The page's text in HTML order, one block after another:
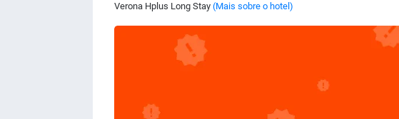
Verona Hplus Long Stay (Mais sobre o hotel)